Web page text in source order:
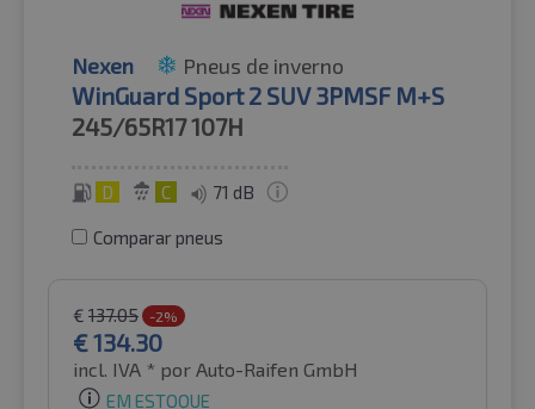
Nexen Pneus de inverno
WinGuard Sport 2 SUV 3PMSF M+S
245/65R17107H
D C 71 dB
Comparar pneus
€ 137.05 -2%
€134.30
incl. IVA * por Auto-Raifen GmbH
EM ESTOQUE